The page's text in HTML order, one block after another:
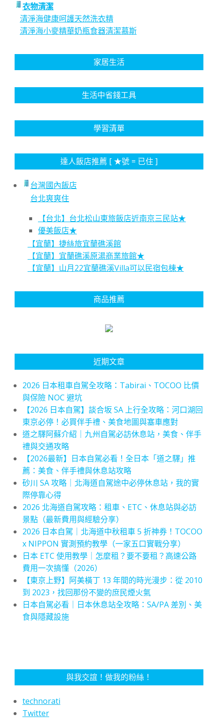
衣物清潔
清淨海健康呵護天然洗衣精
清淨海小麥精華奶瓶食器清潔慕斯
家居生活
生活中省錢工具
學習清單
達人飯店推薦 [ ★號 = 已住 ]
台灣國內飯店
台北爽爽住
【台北】台北松山東旅飯店近南京三民站★
優美飯店★
【宜蘭】捷絲旅宜蘭礁溪館
【宜蘭】宜蘭礁溪原湯商業旅館★
【宜蘭】山月22宜蘭礁溪Villa可以民宿包棟★
商品推薦
近期文章
2026 日本租車自駕全攻略：Tabirai、TOCOO 比價
與保險 NOC 避坑
【2026 日本自駕】談合坂 SA 上行全攻略：河口湖回
東京必停！必買伴手禮、美食地圖與塞車應對
道之驛阿蘇介紹｜九州自駕必訪休息站，美食、伴手
禮與交通攻略
【2026最新】日本自駕必看！全日本「道之驛」推
薦：美食、伴手禮與休息站攻略
砂川 SA 攻略｜北海道自駕途中必停休息站，我的實
際停靠心得
2026 北海道自駕攻略：租車、ETC、休息站與必訪
景點（最新費用與經驗分享）
2026 日本自駕｜北海道中秋租車 5 折神券！TOCOO
x NIPPON 實測預約教學（一家五口實戰分享）
日本 ETC 使用教學｜怎麼租？要不要租？高速公路
費用一次搞懂（2026）
【東京上野】阿美橫丁 13 年間的時光漫步：從 2010
到 2023，找回那份不變的庶民煙火氣
日本自駕必看｜日本休息站全攻略：SA/PA 差別、美
食與隱藏設施
與我交誼！做我的粉絲！
technorati
Twitter